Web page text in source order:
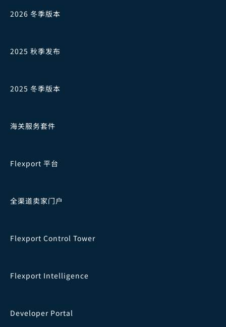
2026 冬季版本
2025 秋季发布
2025 冬季版本
海关服务套件
Flexport 平台
全渠道卖家门户
Flexport Control Tower
Flexport Intelligence
Developer Portal